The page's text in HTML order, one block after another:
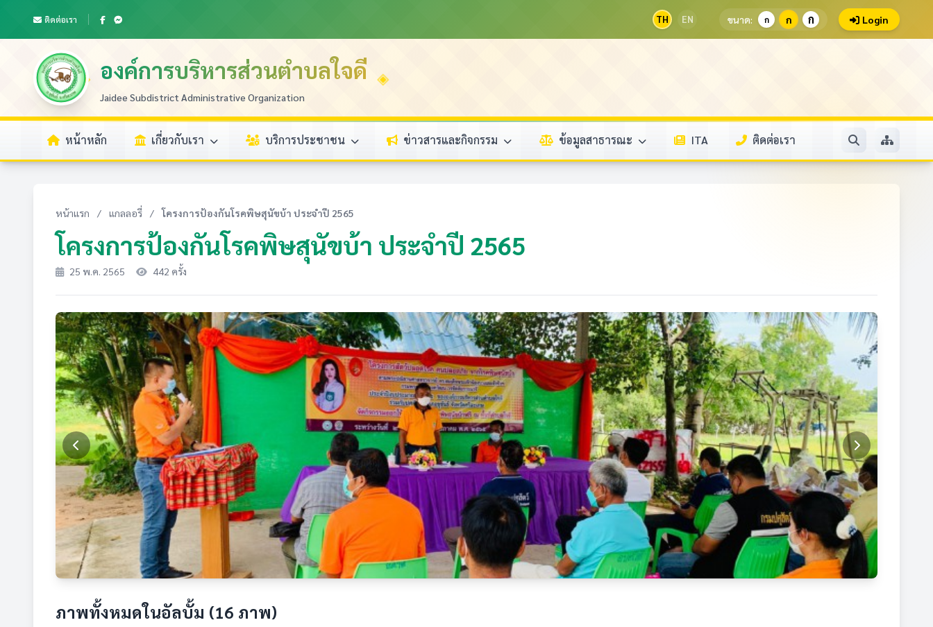
ติดต่อเรา TH EN ขนาด: ก ก ก Login
องค์การบริหารส่วนตำบลใจดี
Jaidee Subdistrict Administrative Organization
หน้าหลัก เกี่ยวกับเรา บริการประชาชน ข่าวสารและกิจกรรม ข้อมูลสาธารณะ ITA ติดต่อเรา
หน้าแรก / แกลลอรี่ / โครงการป้องกันโรคพิษสุนัขบ้า ประจำปี 2565
โครงการป้องกันโรคพิษสุนัขบ้า ประจำปี 2565
25 พ.ค. 2565 442 ครั้ง
ภาพทั้งหมดในอัลบั้ม (16 ภาพ)